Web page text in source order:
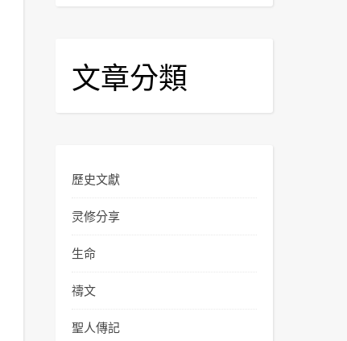
文章分類
歷史文獻
灵修分享
生命
禱文
聖人傳記